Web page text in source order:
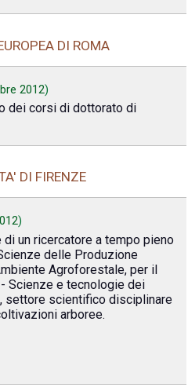
DI ROMA
2012)
dei corsi di dottorato di
DI FIRENZE
)
un ricercatore a tempo pieno
delle Produzione
Agroforestale, per il
Scienze e tecnologie dei
settore scientifico disciplinare
arboree.